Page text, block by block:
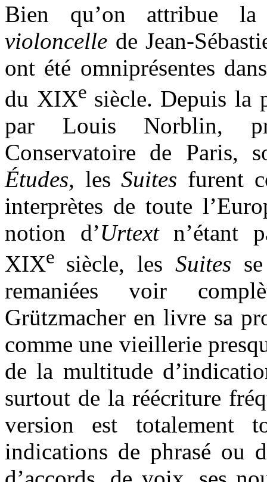
Bien qu’on attribue
violoncelle de Jean-
ont été omniprésentes
du XIXe siècle. Depuis la
par Louis Norblin,
Conservatoire de
Études, lesSuites furent
interprètes de toute
notion d’Urtextn’étant
XIXe siècle, les Suites
remaniées voir
Grützmacher en livre sa
comme une vieillerie
de la multitude
surtout de la réécriture
version est totalement
indications de phrasé ou